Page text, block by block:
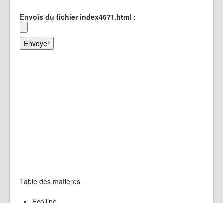
Envois du fichier index4671.html :
Table des matières
Ecolline